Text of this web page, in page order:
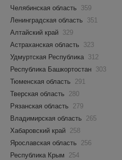
Челябинская область
359
Ленинградская область
351
Алтайский край 329
Астраханская область
323
Удмуртская Республика 312
Республика Башкортостан 303
Тюменская область
291
Тверская область
280
Рязанская область
279
Владимирская область
265
Хабаровский край 258
Ярославская область
256
Республика Крым
254